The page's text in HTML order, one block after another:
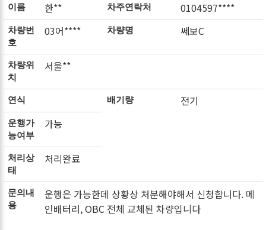
이름 한** 차주연락처 0104597****
차량번
호
03어**** 차량명 쎄보C
차량위
치
서울**
연식 배기량 전기
운행가
능여부
가능
처리상
태
처리완료
문의내
용
운행은 가능한데 상황상 처분해야해서 신청합니다. 메
인배터리, OBC 전체 교체된 차량입니다